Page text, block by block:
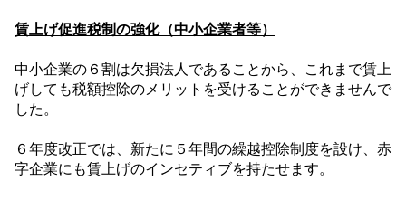
賃上げ促進税制の強化（中小企業者等）
中小企業の６割は欠損法人であることから、これまで賃上
げしても税額控除のメリットを受けることができませんで
した。
６年度改正では、新たに５年間の繰越控除制度を設け、赤
字企業にも賃上げのインセティブを持たせます。